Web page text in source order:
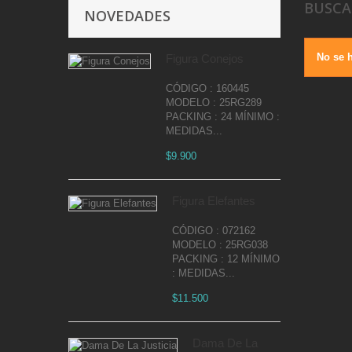
NOVEDADES
CÓDIGO : 160445
MODELO : 25RG289
PACKING : 24 MÍNIMO :
MEDIDAS...
$9.900
CÓDIGO : 072162
MODELO : 25RG038
PACKING : 12 MÍNIMO
: MEDIDAS...
$11.500
No se